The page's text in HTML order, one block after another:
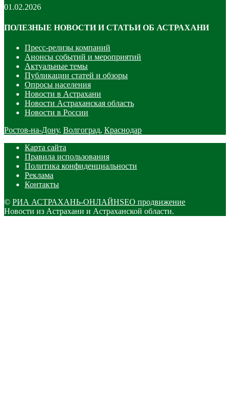
01.02.2026
ПОЛЕЗНЫЕ НОВОСТИ И СТАТЬИ ОБ АСТРАХАНИ
Пресс-релизы компаний
Анонсы событий и мероприятий
Актуальные темы
Публикации статей и обзоры
Опросы населения
Новости в Астрахани
Новости Астраханская область
Новости в России
Ростов-на-Дону, Волгоград, Краснодар
Карта сайта
Правила использования
Политика конфиденциальности
Реклама
Контакты
© РИА АСТРАХАНЬ-ОНЛАЙНSEO продвижение
Новости из Астрахани и Астраханской области.